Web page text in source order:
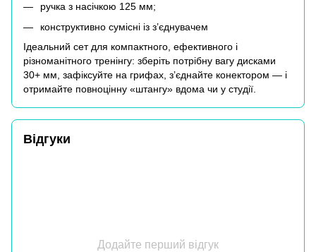
ручка з насічкою 125 мм;
конструктивно сумісні із з’єднувачем
Ідеальний сет для компактного, ефективного і
різноманітного тренінгу: зберіть потрібну вагу дисками
30+ мм, зафіксуйте на грифах, з’єднайте конектором — і
отримайте повноцінну «штангу» вдома чи у студії.
Відгуки
Додайте перший відгук